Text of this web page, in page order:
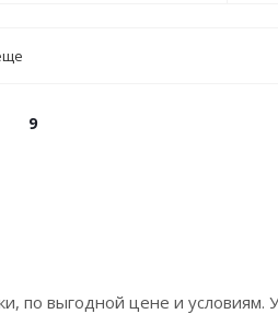
9
по выгодной цене и условиям.